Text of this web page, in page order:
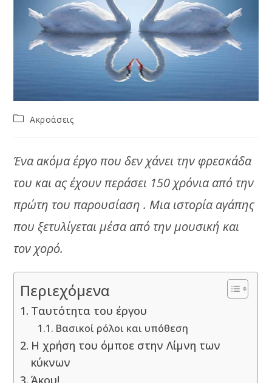
PostΑκροάσεις
Ένα ακόμα έργο που δεν χάνει την φρεσκάδα
του και ας έχουν περάσει 150 χρόνια από την
πρώτη του παρουσίαση . Μια ιστορία αγάπης
που ξετυλίγεται μέσα από την μουσική και
τον χορό.
Περιεχόμενα
Ταυτότητα του έργου
Βασικοί ρόλοι και υπόθεση
Η χρήση του όμποε στην Λίμνη των
κύκνων
Άκου!